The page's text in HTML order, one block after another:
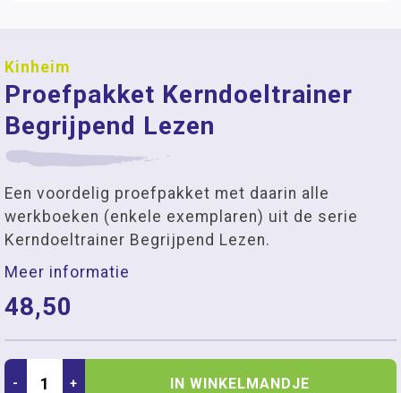
Kinheim
Proefpakket Kerndoeltrainer
Begrijpend Lezen
Een voordelig proefpakket met daarin alle
werkboeken (enkele exemplaren) uit de serie
Kerndoeltrainer Begrijpend Lezen.
Meer informatie
48,50
- + IN WINKELMANDJE